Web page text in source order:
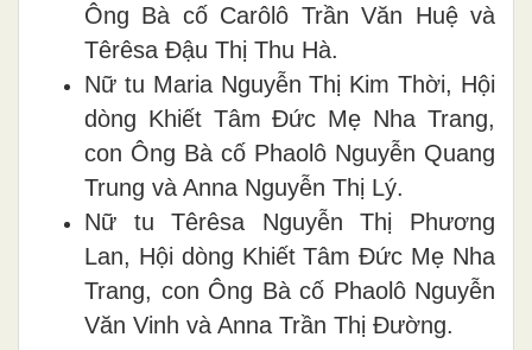
Ông Bà cố Carôlô Trần Văn Huệ và
Têrêsa Đậu Thị Thu Hà.
Nữ tu Maria Nguyễn Thị Kim Thời, Hội
dòng Khiết Tâm Đức Mẹ Nha Trang,
con Ông Bà cố Phaolô Nguyễn Quang
Trung và Anna Nguyễn Thị Lý.
Nữ tu Têrêsa Nguyễn Thị Phương
Lan, Hội dòng Khiết Tâm Đức Mẹ Nha
Trang, con Ông Bà cố Phaolô Nguyễn
Văn Vinh và Anna Trần Thị Đường.